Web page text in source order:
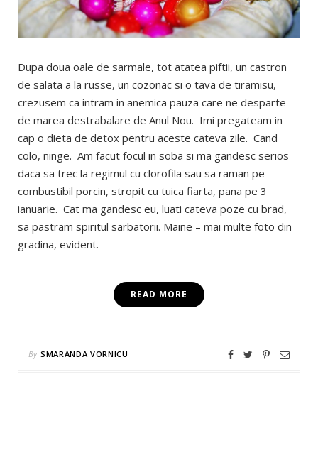
Dupa doua oale de sarmale, tot atatea piftii, un castron
de salata a la russe, un cozonac si o tava de tiramisu,
crezusem ca intram in anemica pauza care ne desparte
de marea destrabalare de Anul Nou. Imi pregateam in
cap o dieta de detox pentru aceste cateva zile. Cand
colo, ninge. Am facut focul in soba si ma gandesc serios
daca sa trec la regimul cu clorofila sau sa raman pe
combustibil porcin, stropit cu tuica fiarta, pana pe 3
ianuarie. Cat ma gandesc eu, luati cateva poze cu brad,
sa pastram spiritul sarbatorii. Maine – mai multe foto din
gradina, evident.
READ MORE
By SMARANDA VORNICU